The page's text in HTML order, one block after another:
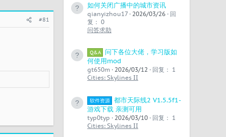
#81
如何关闭广播中的城市资讯
qianyizhou17 2026/03/26
回
复： 0
问答求助
Q&A
问下各位大佬，学习版如
何使用mod
gt650m 2026/03/12
回复： 1
Cities: Skylines II
软件资源
都市天际线2 V1.5.5f1-
游戏下载 亲测可用
typ0typ 2026/03/10
回复： 1
Cities: Skylines II